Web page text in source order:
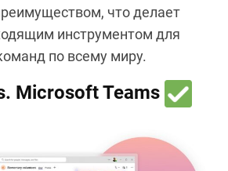
что делает
инструментом для
по всему миру.
Microsoft Teams